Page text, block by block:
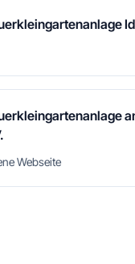
Webseite